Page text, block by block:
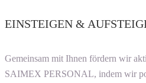
EINSTEIGEN &
Gemeinsam mit Ihnen fördern wir
SAIMEX PERSONAL, indem wir